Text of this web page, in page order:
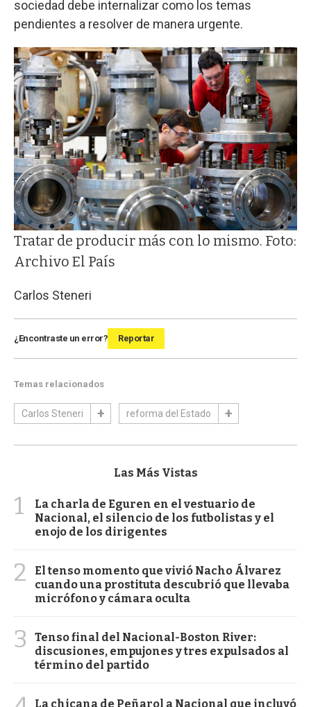
sociedad debe internalizar como los temas
pendientes a resolver de manera urgente.
Tratar de producir más con lo mismo. Foto:
Archivo El País
Carlos Steneri
¿Encontraste un error? Reportar
Temas relacionados
Carlos Steneri reforma del Estado
Las Más Vistas
1
La charla de Eguren en el vestuario de
Nacional, el silencio de los futbolistas y el
enojo de los dirigentes
2
El tenso momento que vivió Nacho Álvarez
cuando una prostituta descubrió que llevaba
micrófono y cámara oculta
3
Tenso final del Nacional-Boston River:
discusiones, empujones y tres expulsados al
término del partido
La chicana de Peñarol a Nacional que incluyó